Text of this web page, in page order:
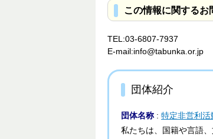
この情報に関するお
TEL:03-6807-7937
E-mail:info@tabunka.or.jp
団体紹介
団体名称 : 特定非営利
私たちは、国籍や言語